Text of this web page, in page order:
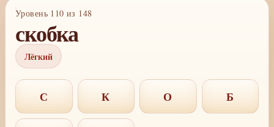
Уровень 110 из 148
скобка
Лёгкий
С К О Б